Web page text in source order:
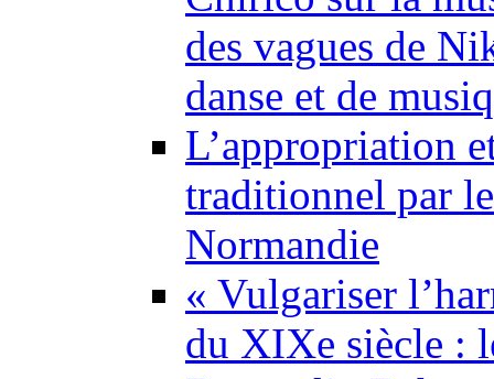
des vagues de
danse et de
L’appropriation
traditionnel par
Normandie
« Vulgariser
du XIXe siècle :